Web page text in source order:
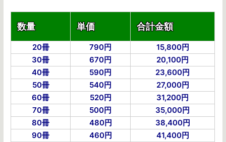
数量 単価 合計金額
20冊 790円
15,800円
30冊
670円
20,100円
40冊
590円
23,600円
50冊
540円
27,000円
60冊
520円
31,200円
70冊
500円
35,000円
80冊
480円
38,400円
90冊
460円
41,400円